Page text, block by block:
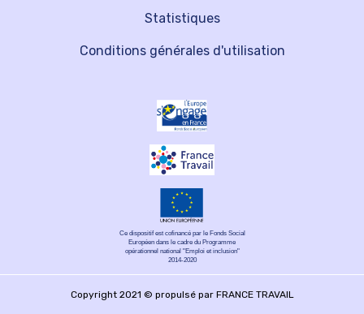
Statistiques
Conditions générales d'utilisation
Ce dispositif est cofinancé par le Fonds Social
Européen dans le cadre du Programme
opérationnel national "Emploi et inclusion"
2014-2020
Copyright 2021 © propulsé par FRANCE TRAVAIL